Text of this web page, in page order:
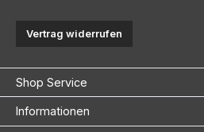
Vertrag widerrufen
Shop Service
Informationen